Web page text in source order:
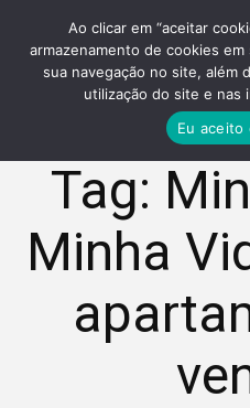
Tag:
Minha
Ao clicar em “aceitar
armazenamento de cookies
sua navegação no site, além
utilização do site e nas
Eu aceito